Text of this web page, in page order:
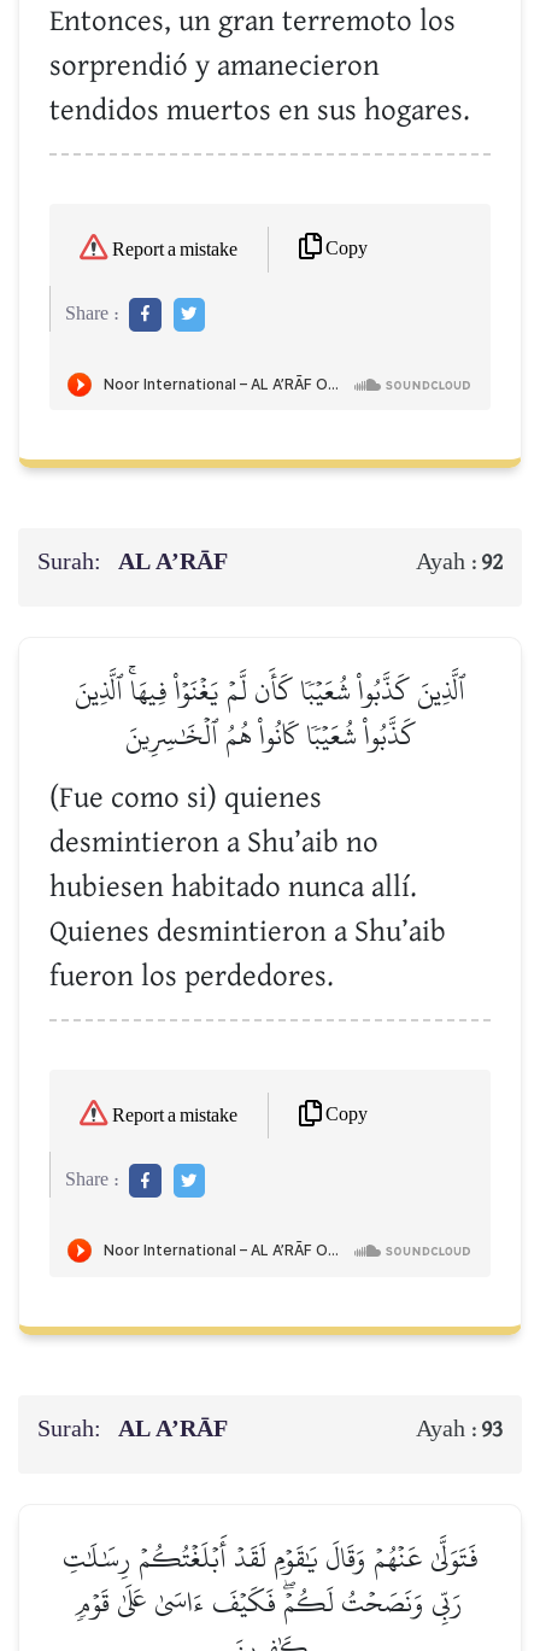
Entonces, un gran terremoto los
sorprendió y amanecieron
tendidos muertos en sus hogares.
Report a mistake Copy
Share :
Surah: AL A’RĀF Ayah : 92
ٱلَّذِينَ كَذَّبُواْ شُعَيۡبٗا كَأَن لَّمۡ يَغۡنَوۡاْ فِيهَاۚ ٱلَّذِينَ
كَذَّبُواْ شُعَيۡبٗا كَانُواْ هُمُ ٱلۡخَٰسِرِينَ
(Fue como si) quienes
desmintieron a Shu’aib no
hubiesen habitado nunca allí.
Quienes desmintieron a Shu’aib
fueron los perdedores.
Report a mistake Copy
Share :
Surah: AL A’RĀF Ayah : 93
فَتَوَلَّىٰ عَنۡهُمۡ وَقَالَ يَٰقَوۡمِ لَقَدۡ أَبۡلَغۡتُكُمۡ رِسَٰلَٰتِ
رَبِّي وَنَصَحۡتُ لَكُمۡۖ فَكَيۡفَ ءَاسَىٰ عَلَىٰ قَوۡمٖ